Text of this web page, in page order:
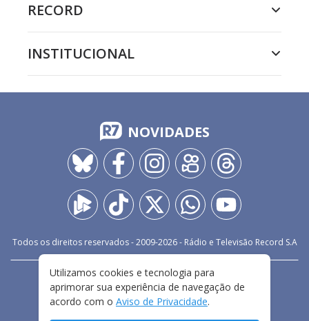
RECORD
INSTITUCIONAL
NOVIDADES
Todos os direitos reservados - 2009-2026- Rádio e Televisão Record S.A
FALE CONOSCO
PRIVACIDADE
TERMOS E CONDIÇÕES DE USO
Utilizamos cookies e tecnologia para
aprimorar sua experiência de navegação de
acordo com o Aviso de Privacidade.